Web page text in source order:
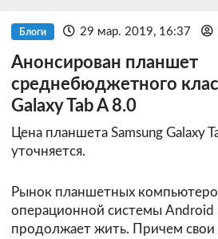
Блоги 29 мар. 2019, 16:37
Анонсирован планшет
среднебюджетного
Galaxy Tab A 8.0
Цена планшета Samsung Galaxy
уточняется.
Рынок планшетных
операционной системы Android
продолжает жить. Причем свои